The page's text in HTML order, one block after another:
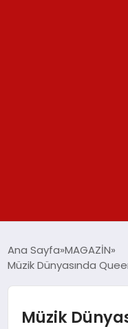
YAŞAM
Ana Sayfa MAGAZİN
Müzik Dünyasında
Müzik